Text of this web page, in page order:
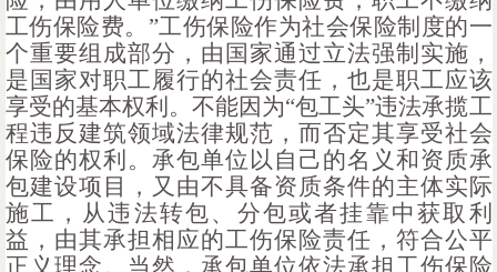
工伤保险费。”工伤保险作为社会保险制度的一
个重要组成部分，由国家通过立法强制实施，
是国家对职工履行的社会责任，也是职工应该
享受的基本权利。不能因为“包工头”违法承揽工
程违反建筑领域法律规范，而否定其享受社会
保险的权利。承包单位以自己的名义和资质承
包建设项目，又由不具备资质条件的主体实际
施工，从违法转包、分包或者挂靠中获取利
益，由其承担相应的工伤保险责任，符合公平
正义理念。当然，承包单位依法承担工伤保险